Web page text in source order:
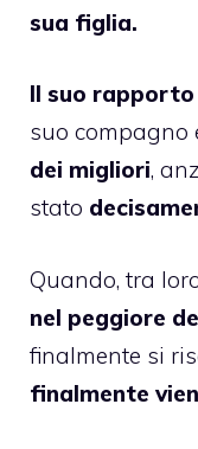
sua figlia.
Il suo rapporto
suo compagno
dei migliori,
stato
Quando, tra
nel peggiore
finalmente si
finalmente